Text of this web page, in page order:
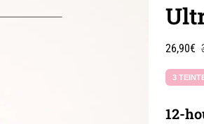
Sale
26,90€
3
12-